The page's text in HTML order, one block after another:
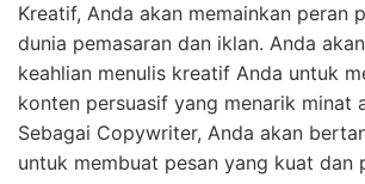
Kreatif, Anda akan memainkan peran
dunia pemasaran dan iklan. Anda
keahlian menulis kreatif Anda untuk
konten persuasif yang menarik minat
Sebagai Copywriter, Anda akan
untuk membuat pesan yang kuat dan